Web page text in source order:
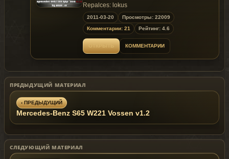
Repalces: lokus
~ GTAMANIA EXCLUSIVE
Model is exclusive toGtaMania
03.25.2011!
2011-03-20
Просмотры: 22009
Комментарии: 21
Рейтинг: 4.6
КОММЕНТАРИИ
ПРЕДЫДУЩИЙ МАТЕРИАЛ
‹ ПРЕДЫДУЩИЙ
Mercedes-Benz S65 W221 Vossen v1.2
СЛЕДУЮЩИЙ МАТЕРИАЛ